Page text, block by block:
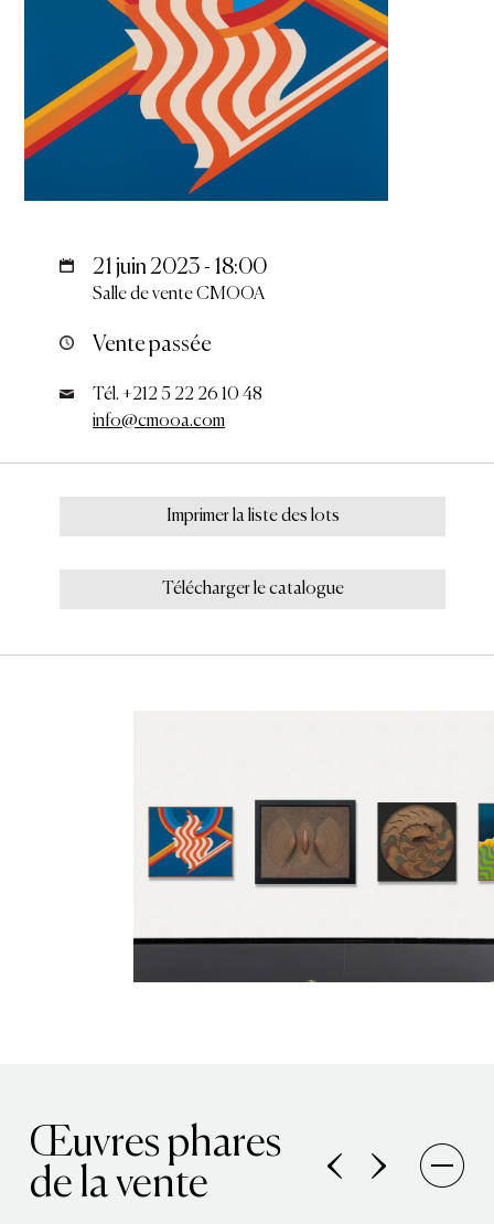
21 juin 2023 - 18:00
Salle de vente CMOOA
Vente passée
Tél. +212 5 22 26 10 48
info@cmooa.com
Imprimer la liste des lots
Télécharger le catalogue
Œuvres phares
de la vente